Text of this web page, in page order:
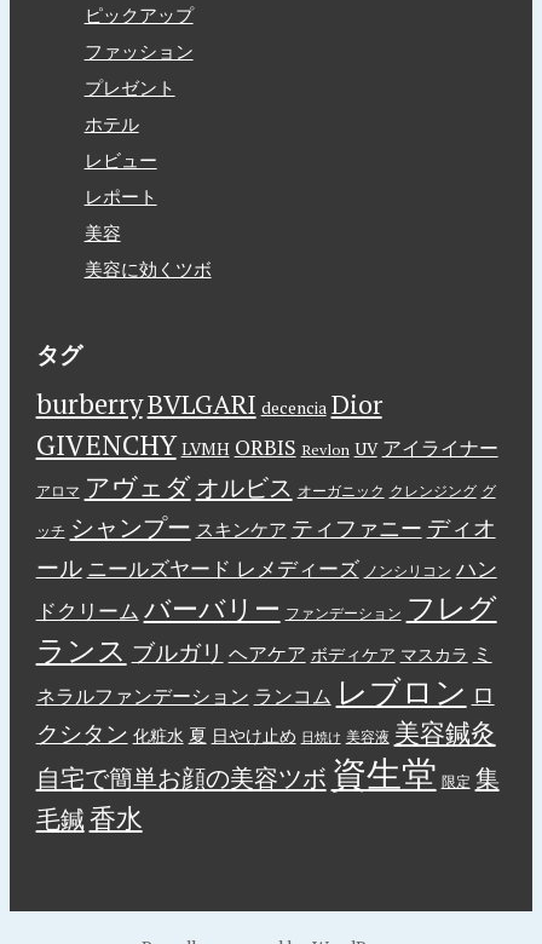
ピックアップ
ファッション
プレゼント
ホテル
レビュー
レポート
美容
美容に効くツボ
タグ
burberryBVLGARI decencia Dior
GIVENCHY LVMH ORBIS Revlon UV アイライナー
アロマ アヴェダ オルビス オーガニック クレンジング グ
ッチ シャンプー スキンケア ティファニー ディオ
ール ニールズヤード レメディーズ ノンシリコン ハン
ドクリーム バーバリー ファンデーション フレグ
ランス ブルガリ ヘアケア ボディケア マスカラ ミ
ネラルファンデーション ランコム レブロン ロ
クシタン 化粧水 夏 日やけ止め 日焼け 美容液 美容鍼灸
自宅で簡単お顔の美容ツボ 資生堂 限定 集
毛鍼香水